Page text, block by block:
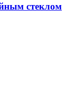
стеклом